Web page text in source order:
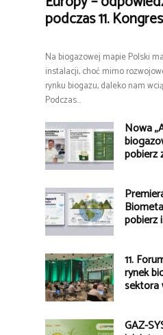
podczas 11.
Na biogazowej mapie Polski
instalacji, choć mimo
rynku biogazu, daleko nam
Podczas...
Nowa
pobierz
pobierz
11.
rynek
sektora
GAZ-